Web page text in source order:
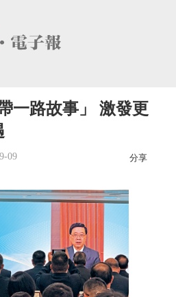
一路故事」 激發更
09 分享